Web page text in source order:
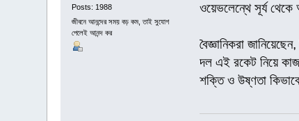
Posts: 1988
জীবনে আনন্দের সময় বড় কম, তাই সুযোগ
পেলেই আনন্দ কর
ওয়েভলেন্থে সূর্য
বৈজ্ঞানিকরা
দল এই রকেট নিয়ে কাজ
শক্তি ও উষ্ণতা কিভাবে